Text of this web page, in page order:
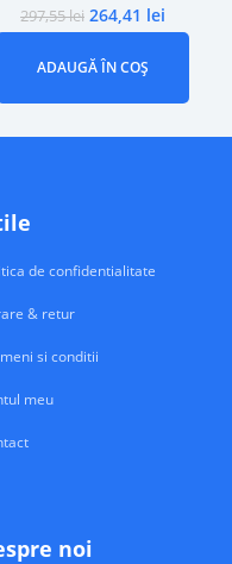
297,55lei 264,41 lei
ADAUGĂ ÎN COȘ
de confidentialitate
& retur
si conditii
meu
noi